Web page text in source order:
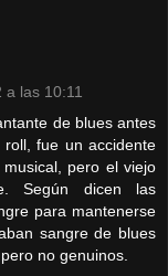
a las 10:11
de blues antes
fue un accidente
pero el viejo
Según dicen las
para mantenerse
sangre de blues
no genuinos.